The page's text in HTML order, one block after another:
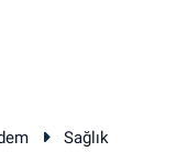
Sağlık